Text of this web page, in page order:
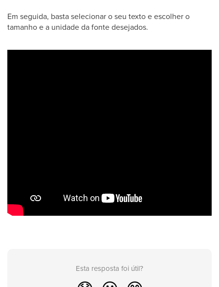
Em seguida, basta selecionar o seu texto e escolher o
tamanho e a unidade da fonte desejados.
Esta resposta foi útil?